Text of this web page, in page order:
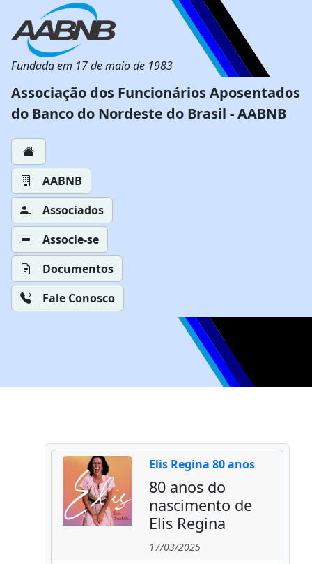
Fundada em 17 de maio de 1983
Associação dos Funcionários Aposentados
do Banco do Nordeste do Brasil - AABNB
AABNB
Associados
Associe-se
Documentos
Fale Conosco
Elis Regina 80 anos
80 anos do
nascimento de
Elis Regina
17/03/2025